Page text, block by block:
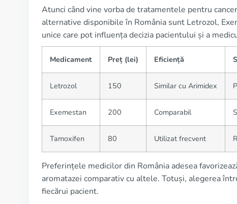
Atunci când vine vorba de tratamentele pentru
alternative disponibile în România sunt Letrozol,
unice care pot influența decizia pacientului și a
Medicament Preț (lei) Eficiență
Letrozol 150 Similar cu Arimidex
Exemestan 200 Comparabil
Tamoxifen 80 Utilizat frecvent
Preferințele medicilor din România adesea
aromatazei comparativ cu altele. Totuși, alegerea
fiecărui pacient.